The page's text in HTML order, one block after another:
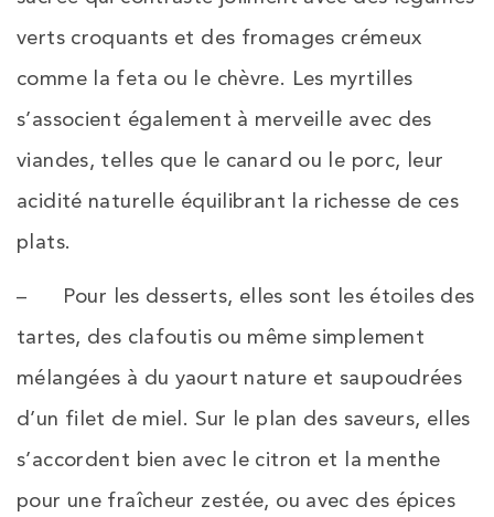
verts croquants et des fromages crémeux
comme la feta ou le chèvre. Les myrtilles
s’associent également à merveille avec des
viandes, telles que le canard ou le porc, leur
acidité naturelle équilibrant la richesse de ces
plats.
– Pour les desserts, elles sont les étoiles des
tartes, des clafoutis ou même simplement
mélangées à du yaourt nature et saupoudrées
d’un filet de miel. Sur le plan des saveurs, elles
s’accordent bien avec le citron et la menthe
pour une fraîcheur zestée, ou avec des épices